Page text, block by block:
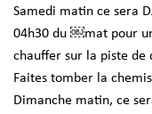
Samedi matin ce sera
04h30 du ￼mat pour
chauffer sur la piste de
Faites tomber la
Dimanche matin, ce